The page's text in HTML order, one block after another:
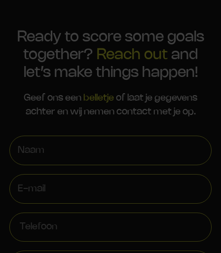
Ready to score some goals
together? Reach out and
let’s make things happen!
Geef ons een belletje of laat je gegevens
achter en wij nemen contact met je op.